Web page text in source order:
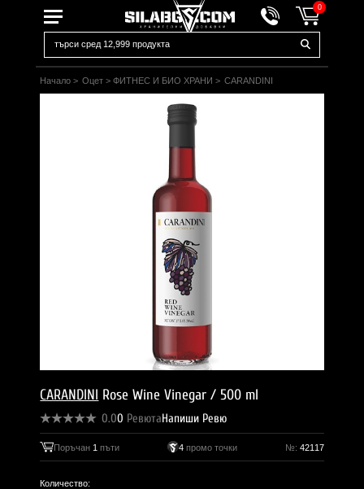
0
Начало > Оцет >ФИТНЕС И БИО ХРАНИ > CARANDINI
CARANDINI Rose Wine Vinegar / 500 ml
0.00 РевютаНапиши Ревю
Поръчан 1 пъти 4промо точки №: 42117
Количество: